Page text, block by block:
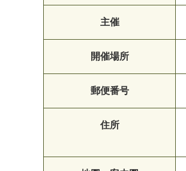
主催
開催場所
郵便番号
住所